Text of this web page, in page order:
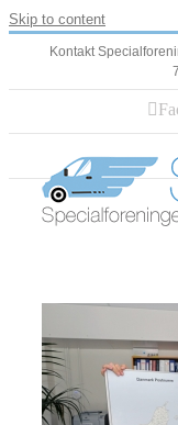
Skip to content
Kontakt